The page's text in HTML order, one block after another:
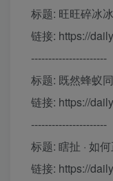
标题: 旺旺碎冰
链接: https://
----------------------
标题: 既然蜂蚁
链接: https://
----------------------
标题: 瞎扯 · 如
链接: https://